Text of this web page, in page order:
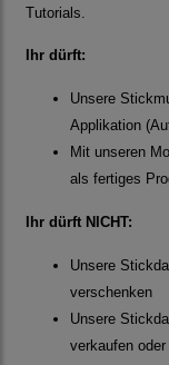
Tutorials.
Ihr dürft:
Unsere
Applikation
Mit unseren
als fertiges
Ihr dürft NICHT:
Unsere
verschenken
Unsere
verkaufen